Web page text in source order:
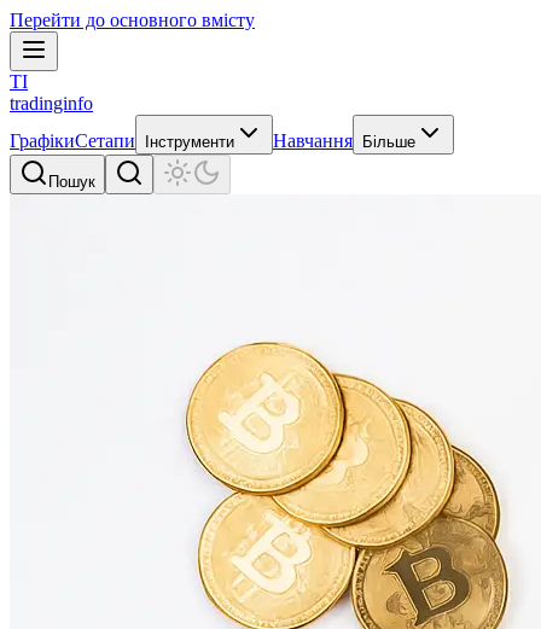
Перейти до основного вмісту
TI
tradinginfo
ГрафікиСетапи Інструменти Навчання Більше
Пошук